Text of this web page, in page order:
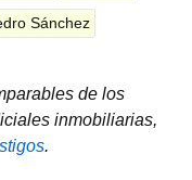
Sánchez
de los
inmobiliarias,
.